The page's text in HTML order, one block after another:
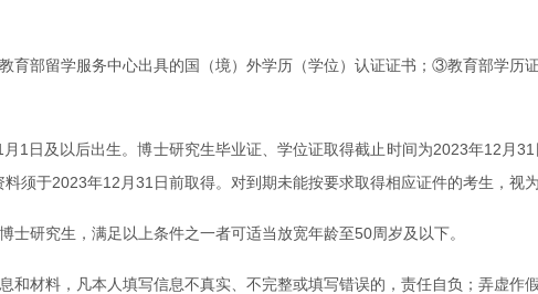
部留学服务中心出具的国（境）外学历（学位）认证证书；③教育部学历
1日及以后出生。博士研究生毕业证、学位证取得截止时间为2023年12月
须于2023年12月31日前取得。对到期未能按要求取得相应证件的考生，视为
研究生，满足以上条件之一者可适当放宽年龄至50周岁及以下。
材料，凡本人填写信息不真实、不完整或填写错误的，责任自负；弄虚作